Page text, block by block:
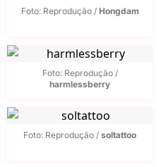
Foto: Reprodução / Hongdam
Foto: Reprodução /
harmlessberry
Foto: Reprodução / soltattoo